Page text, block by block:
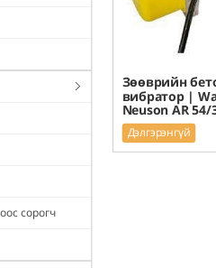
сорогч
Зөөврийн
вибратор |
Neuson AR 54/
Дэлгэрэнгүй